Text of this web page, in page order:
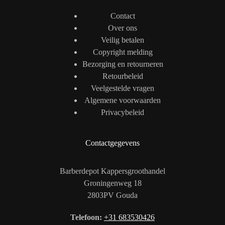
Contact
Over ons
Veilig betalen
Copyright melding
Bezorging en retourneren
Retourbeleid
Veelgestelde vragen
Algemene voorwaarden
Privacybeleid
Contactgegevens
Barberdepot Kappersgroothandel
Groningenweg 18
2803PV Gouda
Telefoon: +31 683530426